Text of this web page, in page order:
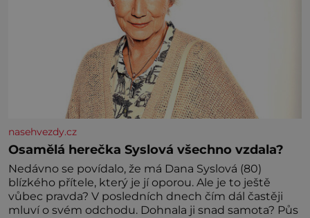
nasehvezdy.cz
Osamělá herečka Syslová všechno vzdala?
Nedávno se povídalo, že má Dana Syslová (80)
blízkého přítele, který je jí oporou. Ale je to ještě
vůbec pravda? V posledních dnech čím dál častěji
mluví o svém odchodu. Dohnala ji snad samota? Půs